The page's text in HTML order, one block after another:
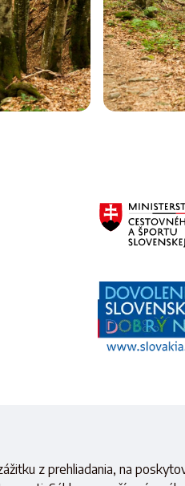
Realizované s finančnou
Copyright
z prehliadania, na